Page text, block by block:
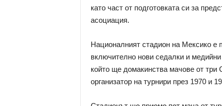
като част от подготовката си за
асоциация.
Националният стадион на Мексико е
включително нови седалки и
който ще домакинства мачове от три
организатор на турнири през 1970 и